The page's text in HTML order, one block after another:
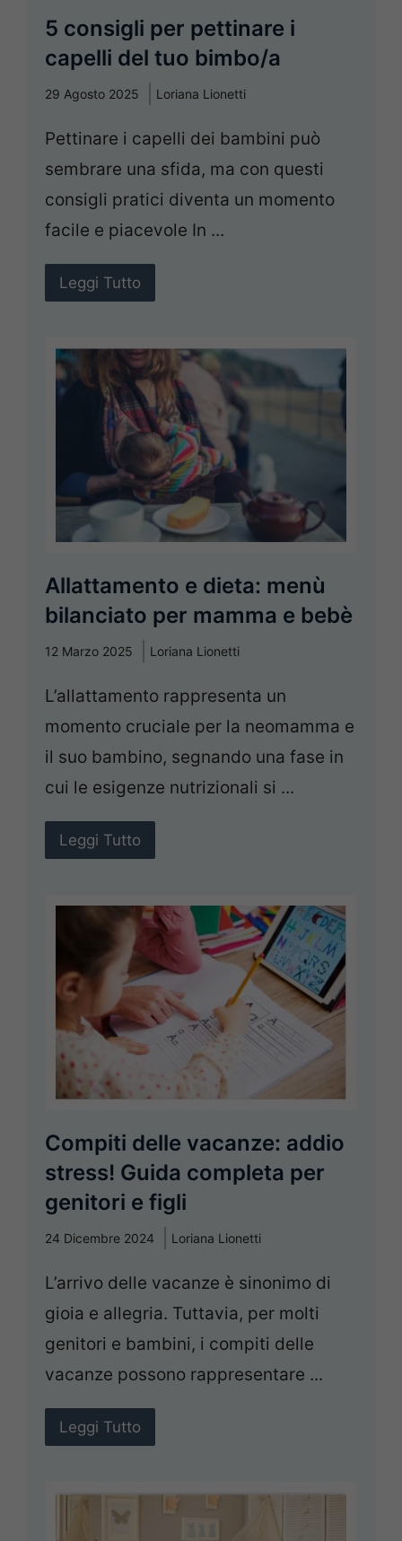
5 consigli per pettinare i
capelli del tuo bimbo/a
29 Agosto 2025 Loriana Lionetti
Pettinare i capelli dei bambini può
sembrare una sfida, ma con questi
consigli pratici diventa un momento
facile e piacevole In ...
Leggi Tutto
Allattamento e dieta: menù
bilanciato per mamma e bebè
12 Marzo 2025 Loriana Lionetti
L’allattamento rappresenta un
momento cruciale per la neomamma e
il suo bambino, segnando una fase in
cui le esigenze nutrizionali si ...
Leggi Tutto
Compiti delle vacanze: addio
stress! Guida completa per
genitori e figli
24 Dicembre 2024 Loriana Lionetti
L’arrivo delle vacanze è sinonimo di
gioia e allegria. Tuttavia, per molti
genitori e bambini, i compiti delle
vacanze possono rappresentare ...
Leggi Tutto